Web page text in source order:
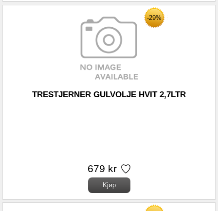
-29%
TRESTJERNER GULVOLJE HVIT 2,7LTR
679 kr